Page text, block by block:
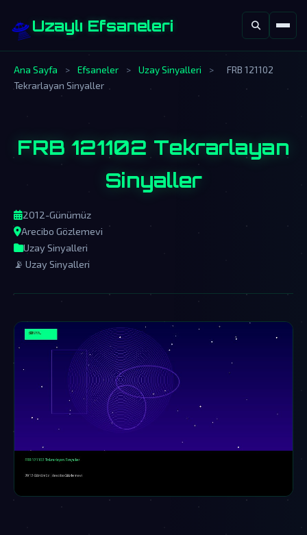
🛸Uzaylı Efsaneleri
Ana Sayfa > Efsaneler > Uzay Sinyalleri >
FRB 121102
Tekrarlayan Sinyaller
FRB 121102 Tekrarlayan
Sinyaller
2012-Günümüz
Arecibo Gözlemevi
Uzay Sinyalleri
📡 Uzay Sinyalleri